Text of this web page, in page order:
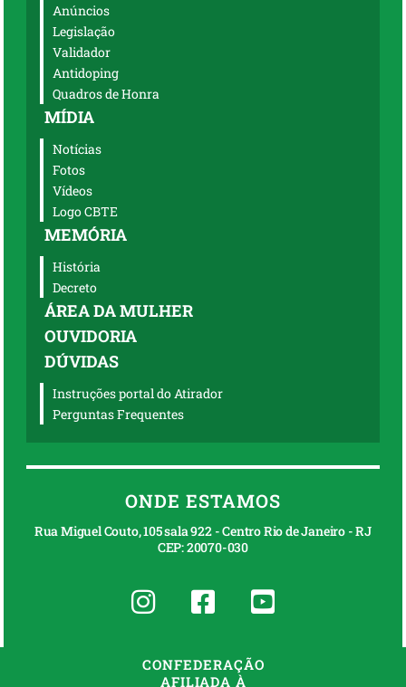
Anúncios
Legislação
Validador
Antidoping
Quadros de Honra
MÍDIA
Notícias
Fotos
Vídeos
Logo CBTE
MEMÓRIA
História
Decreto
ÁREA DA MULHER
OUVIDORIA
DÚVIDAS
Instruções portal do Atirador
Perguntas Frequentes
ONDE ESTAMOS
Rua Miguel Couto, 105 sala 922 - Centro Rio de Janeiro - RJ
CEP: 20070-030
CONFEDERAÇÃO
AFILIADA À